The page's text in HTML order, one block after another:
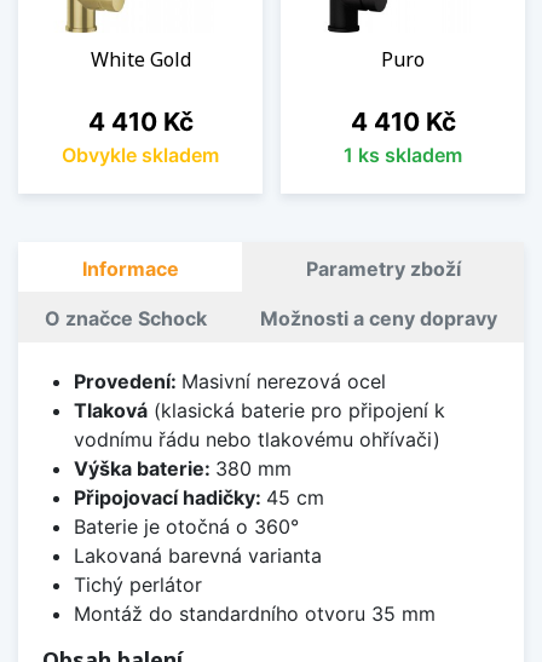
White Gold
Cena
4 410 Kč
Obvykle skladem
Puro
Cena
4 410 Kč
1 ks skladem
Informace Parametry zboží
O značce Schock Možnosti a ceny dopravy
Provedení: Masivní nerezová ocel
Tlaková(klasická baterie pro připojení k
vodnímu řádu nebo tlakovému ohřívači)
Výška baterie: 380 mm
Připojovací hadičky: 45 cm
Baterie je otočná o 360°
Lakovaná barevná varianta
Tichý perlátor
Montáž do standardního otvoru 35 mm